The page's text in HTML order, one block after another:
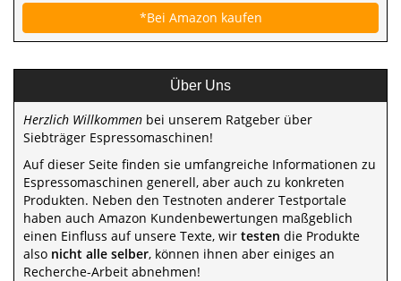
*Bei Amazon kaufen
Über Uns
Herzlich Willkommen bei unserem Ratgeber über
Siebträger Espressomaschinen!
Auf dieser Seite finden sie umfangreiche Informationen zu
Espressomaschinen generell, aber auch zu konkreten
Produkten. Neben den Testnoten anderer Testportale
haben auch Amazon Kundenbewertungen maßgeblich
einen Einfluss auf unsere Texte, wir testen die Produkte
also nicht alle selber, können ihnen aber einiges an
Recherche-Arbeit abnehmen!